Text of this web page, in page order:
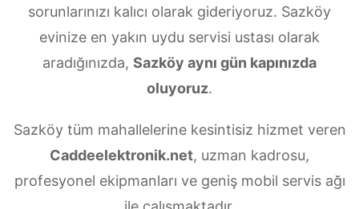
sorunlarınızı kalıcı olarak gideriyoruz. Sazköy
evinize en yakın uydu servisi ustası olarak
aradığınızda, Sazköy aynı gün kapınızda
oluyoruz.
Sazköy tüm mahallelerine kesintisiz hizmet veren
Caddeelektronik.net, uzman kadrosu,
profesyonel ekipmanları ve geniş mobil servis ağı